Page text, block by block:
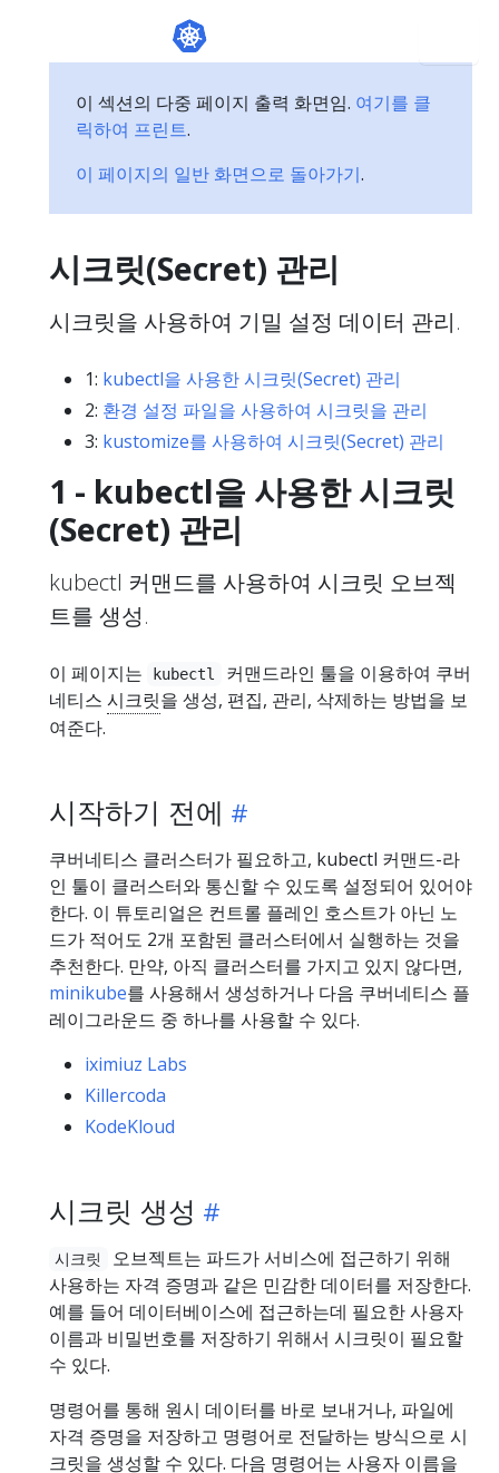
이 섹션의 다중 페이지 출력 화면임. 여기를 클
릭하여 프린트.
이 페이지의 일반 화면으로 돌아가기.
시크릿(Secret) 관리
시크릿을 사용하여 기밀 설정 데이터 관리.
1: kubectl을 사용한 시크릿(Secret) 관리
2: 환경 설정 파일을 사용하여 시크릿을 관리
3: kustomize를 사용하여 시크릿(Secret) 관리
1 - kubectl을 사용한 시크릿
(Secret) 관리
kubectl 커맨드를 사용하여 시크릿 오브젝
트를 생성.
이 페이지는 kubectl
커맨드라인 툴을 이용하여 쿠버
네티스 시크릿을 생성, 편집, 관리, 삭제하는 방법을 보
여준다.
시작하기 전에
쿠버네티스 클러스터가 필요하고, kubectl 커맨드-라
인 툴이 클러스터와 통신할 수 있도록 설정되어 있어야
한다. 이 튜토리얼은 컨트롤 플레인 호스트가 아닌 노
드가 적어도 2개 포함된 클러스터에서 실행하는 것을
추천한다. 만약, 아직 클러스터를 가지고 있지 않다면,
minikube를 사용해서 생성하거나 다음 쿠버네티스 플
레이그라운드 중 하나를 사용할 수 있다.
iximiuz Labs
Killercoda
KodeKloud
시크릿 생성
시크릿
오브젝트는 파드가 서비스에 접근하기 위해
사용하는 자격 증명과 같은 민감한 데이터를 저장한다.
예를 들어 데이터베이스에 접근하는데 필요한 사용자
이름과 비밀번호를 저장하기 위해서 시크릿이 필요할
수 있다.
명령어를 통해 원시 데이터를 바로 보내거나, 파일에
자격 증명을 저장하고 명령어로 전달하는 방식으로 시
크릿을 생성할 수 있다. 다음 명령어는 사용자 이름을